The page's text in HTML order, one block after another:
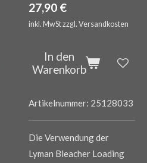
27,90 €
inkl. MwSt zzgl. Versandkosten
In den
Warenkorb
Artikelnummer: 25128033
Die Verwendung der
Lyman Bleacher Loading